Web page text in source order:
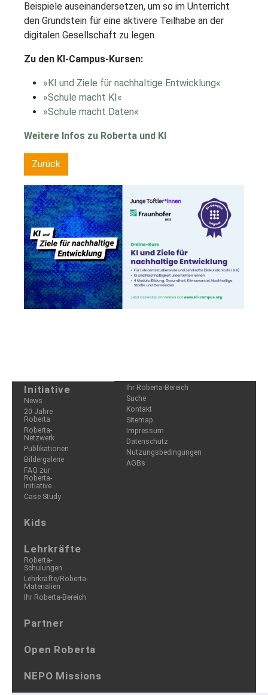
Beispiele auseinandersetzen, um so im Unterricht
den Grundstein für eine aktivere Teilhabe an der
digitalen Gesellschaft zu legen.
Zu den KI-Campus-Kursen:
»KI und Ziele für nachhaltige Entwicklung«
»Schule macht KI«
»Schule macht Daten«
Weitere Infos zu Roberta und KI
Zurück
Initiative
News
20 Jahre
Roberta
Roberta-
Netzwerk
Publikationen
Bildergalerie
FAQ zur
Roberta-
Initiative
Case Study
Kids
Lehrkräfte
Roberta-
Schulungen
Lehrkräfte/Roberta-
Materialien
Ihr Roberta-Bereich
Partner
Open Roberta
NEPO Missions
Ihr Roberta-Bereich
Suche
Kontakt
Sitemap
Impressum
Datenschutz
Nutzungsbedingungen
AGBs